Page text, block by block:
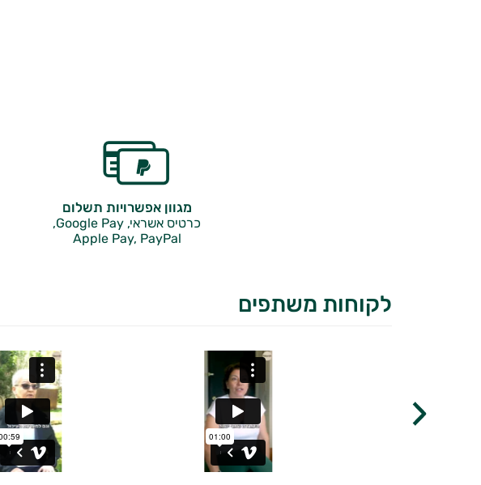
מגוון אפשרויות תשלום
כרטיס אשראי, Google Pay,
Apple Pay, PayPal
לקוחות משתפים